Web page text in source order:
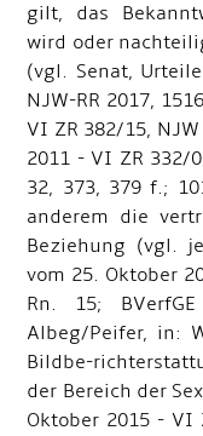
gilt, das
wird oder
(vgl. Senat,
NJW-RR 2017,
VI ZR 382/15,
2011 - VI ZR 332/
32, 373, 379 f.;
anderem die
Beziehung (vgl.
vom 25. Oktober
Rn. 15;
Albeg/Peifer, in:
Bildbe-
der Bereich der
Oktober 2015 - VI